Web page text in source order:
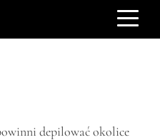
depilować okolice